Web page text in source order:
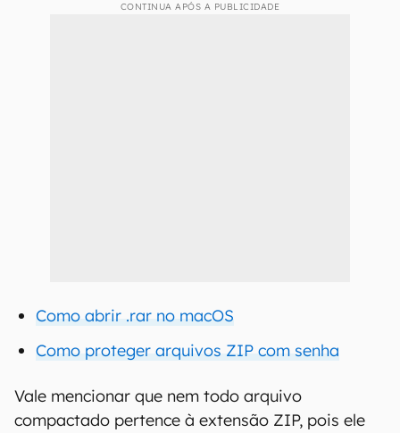
CONTINUA APÓS A PUBLICIDADE
Como abrir .rar no macOS
Como proteger arquivos ZIP com senha
Vale mencionar que nem todo arquivo
compactado pertence à extensão ZIP, pois ele